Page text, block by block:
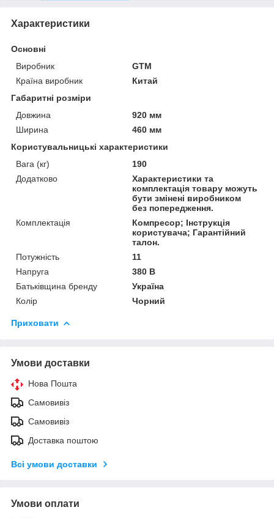
Характеристики
Основні
Виробник
GTM
Країна виробник
Китай
Габаритні розміри
Довжина
920 мм
Ширина
460 мм
Користувальницькі характеристики
Вага (кг)
190
Додатково
Характеристики та
комплектація товару можуть
бути змінені виробником
без попередження.
Комплектація
Компресор; Інструкція
користувача; Гарантійний
талон.
Потужність
11
Напруга
380 В
Батьківщина бренду
Україна
Колір
Чорний
Приховати
Умови доставки
Нова Пошта
Самовивіз
Самовивіз
Доставка поштою
Всі умови доставки
Умови оплати